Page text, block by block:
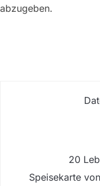
abzugeben.
20
Speisekarte